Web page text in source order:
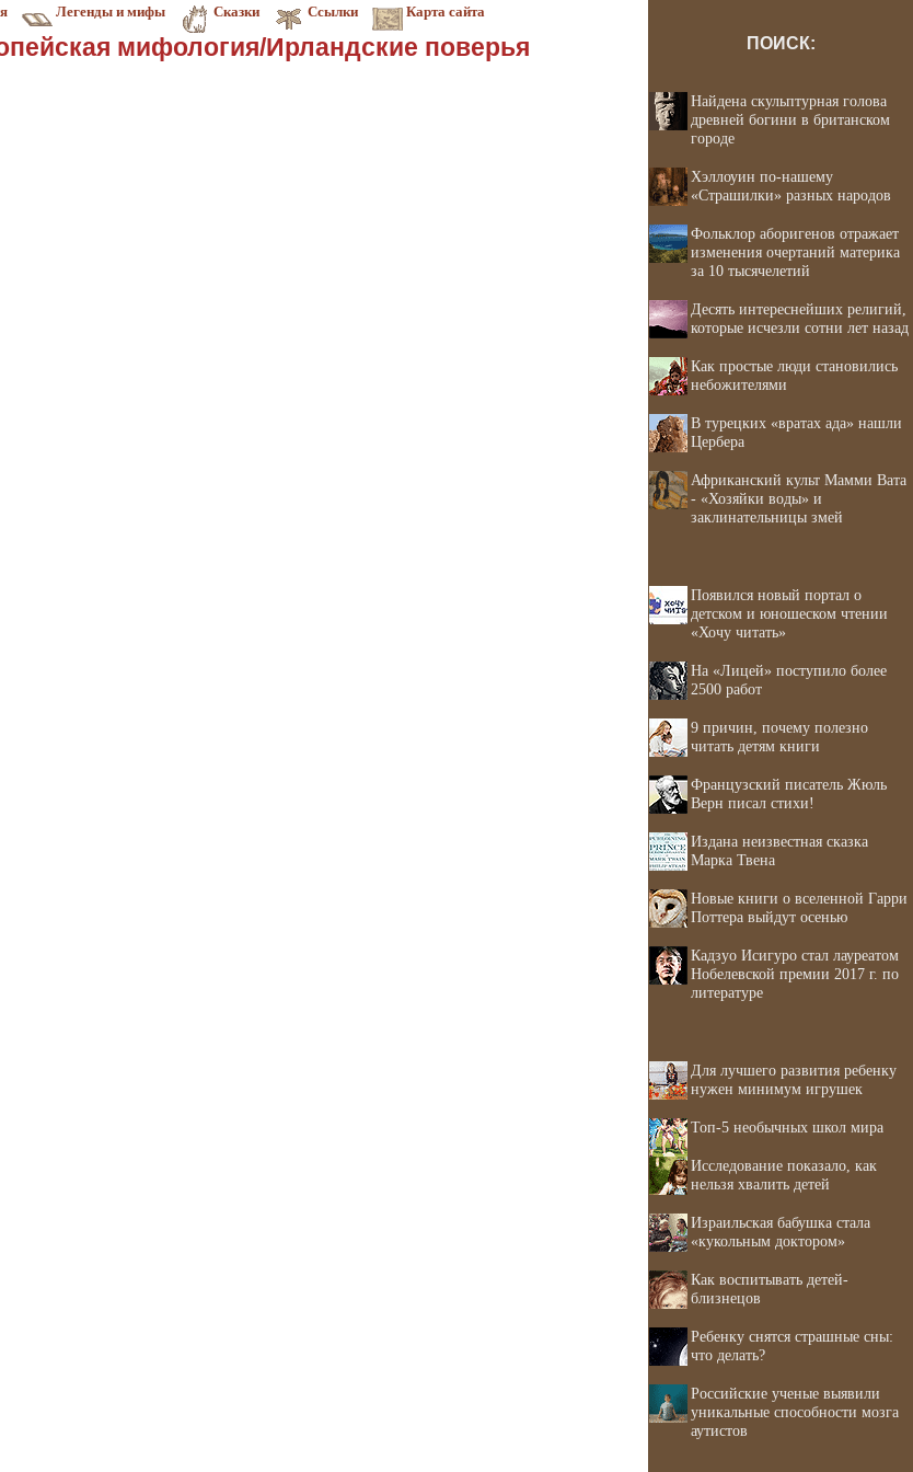
Легенды и мифы Сказки Ссылки Карта сайта
мифология/Ирландские поверья ПОИСК:
Найдена скульптурная голова
древней богини в британском
городе
Хэллоуин по-нашему
«Страшилки» разных народов
Фольклор аборигенов отражает
изменения очертаний материка
за 10 тысячелетий
Десять интереснейших религий,
которые исчезли сотни лет назад
Как простые люди становились
небожителями
В турецких «вратах ада» нашли
Цербера
Африканский культ Мамми Вата
- «Хозяйки воды» и
заклинательницы змей
Появился новый портал о
детском и юношеском чтении
«Хочу читать»
На «Лицей» поступило более
2500 работ
9 причин, почему полезно
читать детям книги
Французский писатель Жюль
Верн писал стихи!
Издана неизвестная сказка
Марка Твена
Новые книги о вселенной Гарри
Поттера выйдут осенью
Кадзуо Исигуро стал лауреатом
Нобелевской премии 2017 г. по
литературе
Для лучшего развития ребенку
нужен минимум игрушек
Топ-5 необычных школ мира
Исследование показало, как
нельзя хвалить детей
Израильская бабушка стала
«кукольным доктором»
Как воспитывать детей-
близнецов
Ребенку снятся страшные сны:
что делать?
Российские ученые выявили
уникальные способности мозга
аутистов